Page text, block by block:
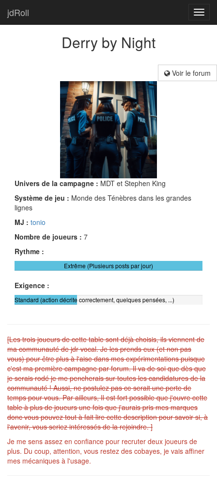
jdRoll
Derry by Night
Voir le forum
Univers de la campagne : MDT et Stephen King
Système de jeu : Monde des Ténèbres dans les grandes
lignes
MJ : tonio
Nombre de joueurs : 7
Rythme :
Extrême (Plusieurs posts par jour)
Exigence :
Standard (action décrite correctement, quelques pensées, ...)
[Les trois joueurs de cette table sont déjà choisis, ils viennent de
ma communauté de jdr vocal. Je les prends eux (et non pas
vous) pour être plus à l'aise dans mes expérimentations puisque
c'est ma première campagne par forum. Il va de soi que dès que
je serais rodé je me pencherais sur toutes les candidatures de la
communauté ! Aussi, ne postulez pas ce serait une perte de
temps pour vous. Par ailleurs, Il est fort possible que j'ouvre cette
table à plus de joueurs une fois que j'aurais pris mes marques
donc vous pouvez tout à fait lire cette description pour savoir si, à
l'avenir, vous seriez intéressés de la rejoindre. ]
Je me sens assez en confiance pour recruter deux joueurs de
plus. Du coup, attention, vous restez des cobayes, je vais affiner
mes mécaniques à l'usage.